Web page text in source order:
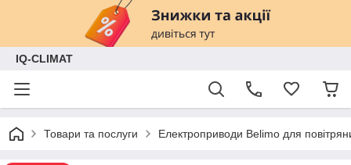
IQ-CLIMAT
Товари та послуги Електроприводи Belimo для